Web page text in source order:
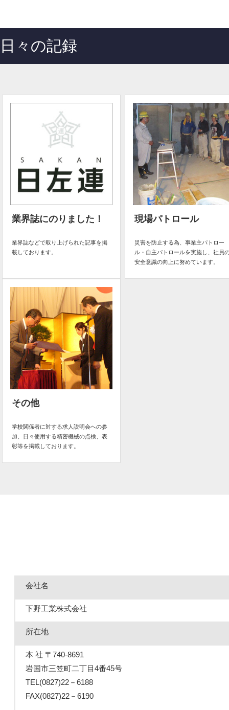
日々の記録
業界誌にのりました！
業界誌などで取り上げられた記事を掲
載しております。
現場パトロール
災害を防止する為、事業主パトロー
ル・自主パトロールを実施し、社員
安全意識の向上に努めています。
その他
学校関係者に対する求人説明会への参
加、日々使用する精密機械の点検、表
彰等を掲載しております。
会社名
下野工業株式会社
所在地
本 社 〒740-8691
岩国市三笠町二丁目4番45号
TEL(0827)22－6188
FAX(0827)22－6190